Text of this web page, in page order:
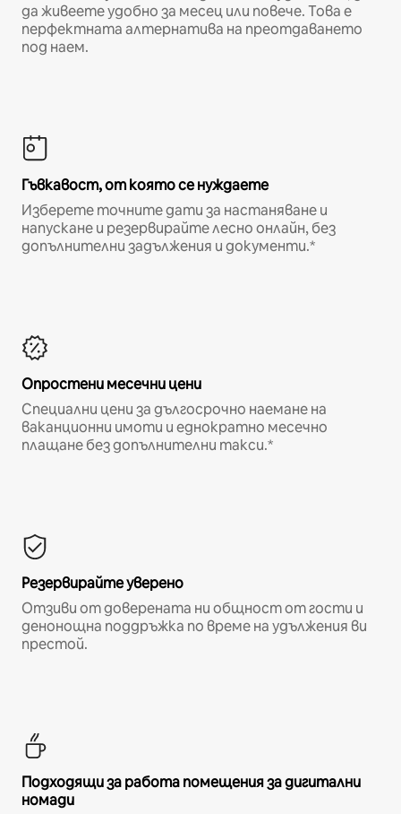
да живеете удобно за месец или повече. Това е
перфектната алтернатива на преотдаването
под наем.
Гъвкавост, от която се нуждаете
Изберете точните дати за настаняване и
напускане и резервирайте лесно онлайн, без
допълнителни задължения и документи.*
Опростени месечни цени
Специални цени за дългосрочно наемане на
ваканционни имоти и еднократно месечно
плащане без допълнителни такси.*
Резервирайте уверено
Отзиви от доверената ни общност от гости и
денонощна поддръжка по време на удължения ви
престой.
Подходящи за работа помещения за дигитални
номади